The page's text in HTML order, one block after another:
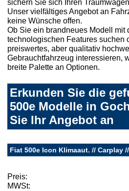
sichern Sie sich Ihren
Unser vielfältiges Angebot an
keine Wünsche offen.
Ob Sie ein brandneues Modell mit
technologischen Features suchen
preiswertes, aber qualitativ
Gebrauchtfahrzeug interessieren,
breite Palette an Optionen.
Erkunden Sie die
500e Modelle in
Sie Ihr Angebot an
Fiat 500e Icon Klimaaut. // Carplay
Preis:
MWSt: